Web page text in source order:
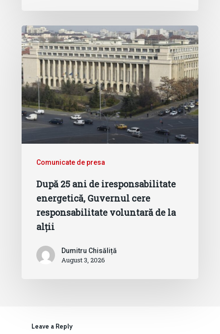
Comunicate de presa
După 25 ani de iresponsabilitate
energetică, Guvernul cere
responsabilitate voluntară de la
alții
Dumitru Chisăliță
August 3, 2026
Leave a Reply